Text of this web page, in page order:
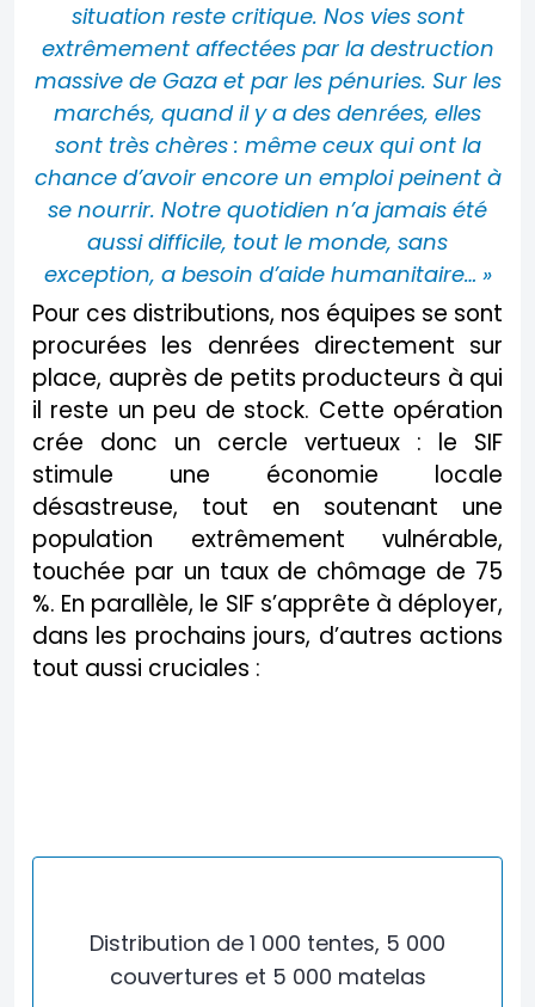
situation reste critique. Nos vies sont
extrêmement affectées par la destruction
massive de Gaza et par les pénuries. Sur les
marchés, quand il y a des denrées, elles
sont très chères : même ceux qui ont la
chance d’avoir encore un emploi peinent à
se nourrir. Notre quotidien n’a jamais été
aussi difficile, tout le monde, sans
exception, a besoin d’aide humanitaire… »
Pour ces distributions, nos équipes se sont
procurées les denrées directement sur
place, auprès de petits producteurs à qui
il reste un peu de stock. Cette opération
crée donc un cercle vertueux : le SIF
stimule une économie locale
désastreuse, tout en soutenant une
population extrêmement vulnérable,
touchée par un taux de chômage de 75
%. En parallèle, le SIF s’apprête à déployer,
dans les prochains jours, d’autres actions
tout aussi cruciales :
Distribution de 1 000 tentes, 5 000
couvertures et 5 000 matelas